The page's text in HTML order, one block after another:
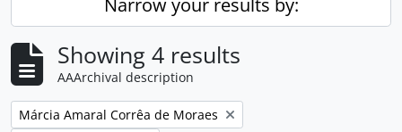
Narrow your results by:
Showing 4 results
AAArchival description
Remove filter:
Márcia Amaral Corrêa de Moraes